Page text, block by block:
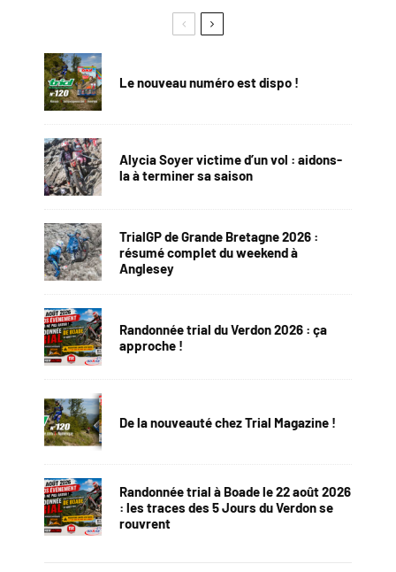
Le nouveau numéro est dispo !
Alycia Soyer victime d’un vol : aidons-
la à terminer sa saison
TrialGP de Grande Bretagne 2026 :
résumé complet du weekend à
Anglesey
Randonnée trial du Verdon 2026 : ça
approche !
De la nouveauté chez Trial Magazine !
Randonnée trial à Boade le 22 août 2026
: les traces des 5 Jours du Verdon se
rouvrent